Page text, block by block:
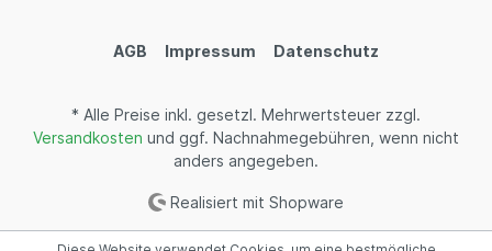
AGB Impressum Datenschutz
* Alle Preise inkl. gesetzl. Mehrwertsteuer zzgl.
Versandkosten und ggf. Nachnahmegebühren, wenn nicht
anders angegeben.
Realisiert mit Shopware